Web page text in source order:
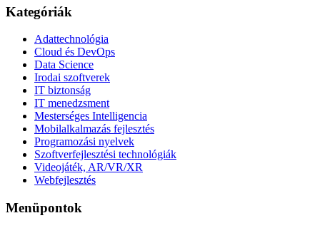
Kategóriák
Adattechnológia
Cloud és DevOps
Data Science
Irodai szoftverek
IT biztonság
IT menedzsment
Mesterséges Intelligencia
Mobilalkalmazás fejlesztés
Programozási nyelvek
Szoftverfejlesztési technológiák
Videojáték, AR/VR/XR
Webfejlesztés
Menüpontok